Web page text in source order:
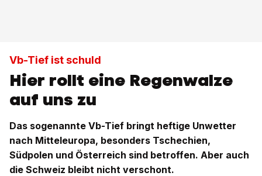
Vb-Tief ist schuld
Hier rollt eine Regenwalze
auf uns zu
Das sogenannte Vb-Tief bringt heftige Unwetter
nach Mitteleuropa, besonders Tschechien,
Südpolen und Österreich sind betroffen. Aber auch
die Schweiz bleibt nicht verschont.